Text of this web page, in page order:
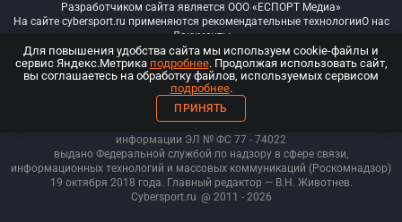
Разработчиком сайта является ООО «ЕСПОРТ Медиа»
На сайте cybersport.ru применяются рекомендательные технологииО нас
Документы
© ООО «Киберспорт.ру» — Все права защищены
18+
ООО «Киберспорт.ру». Свидетельство о регистрации средств массовой
информации ЭЛ № ФС 77 - 74022
выдано Федеральной службой по надзору в сфере связи,
информационных технологий и массовых коммуникаций (Роскомнадзор)
19 октября 2018 года. Главный редактор — В.Н. Животнев.
Cybersport.ru @ 2011 - 2026
Для повышения удобства сайта мы используем cookie-файлы и
сервис Яндекс.Метрика подробнее. Продолжая использовать сайт,
вы соглашаетесь на обработку файлов, используемых сервисом
подробнее.
ПРИНЯТЬ